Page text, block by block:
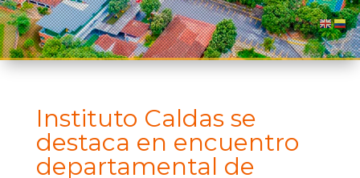
Instituto Caldas se
destaca en encuentro
departamental de